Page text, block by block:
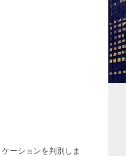
ーションを判別しま